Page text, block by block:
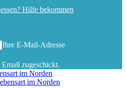
Hilfe bekommen
Ihre E-Mail-Adresse
zugeschickt.
im Norden